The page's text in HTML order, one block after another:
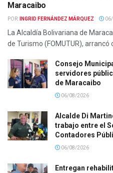
Maracaibo
POR: INGRID FERNÁNDEZ MÁRQUEZ
La Alcaldía Bolivariana de
de Turismo (FOMUTUR), arrancó
Consejo
servidores
de Maracaibo
06/08/2026
Alcalde Di
trabajo entre el
Contadores
06/08/2026
Entregan